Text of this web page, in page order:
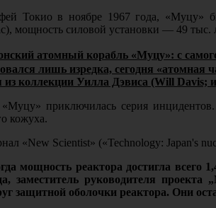
Токио в ноябре 1967 года,
мощность силовой установки — 49
атомный корабль «Муцу»: с
лишь изредка, сегодня
коллекции Уилла Дэвиса (Will Davis;
приключилась серия
кожуха.
«New Scientist» («Technology: Japan's
мощность реактора достигла
заместитель руководителя
защитной оболочки реактора. Они